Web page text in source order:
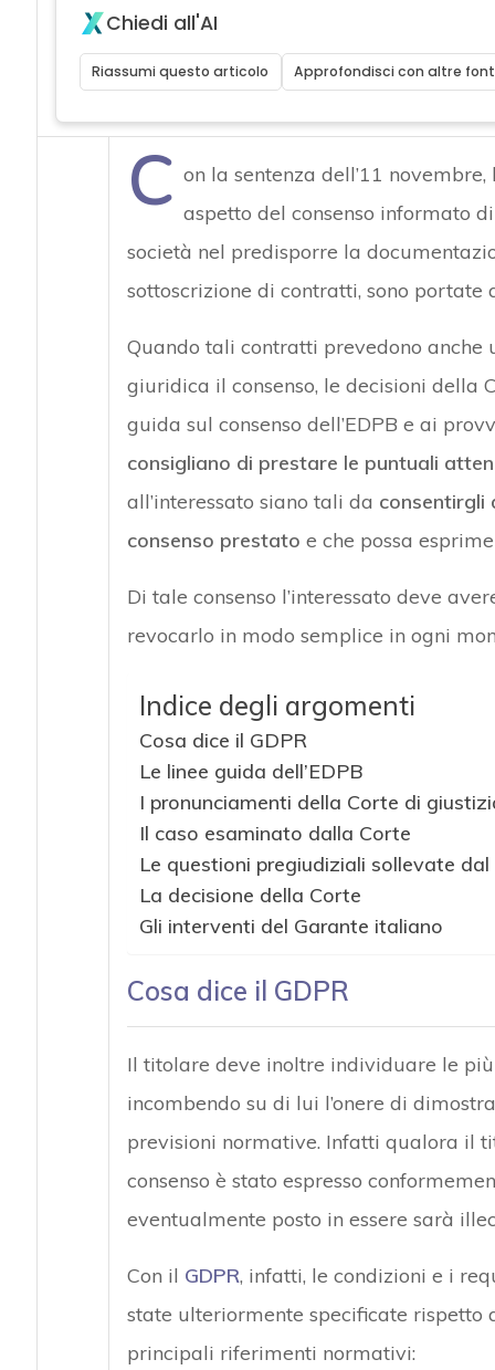
Chiedi all'AI
Riassumi questo articolo Approfondisci con altre
C on la sentenza dell’11
aspetto del consenso informato
società nel predisporre la
sottoscrizione di contratti, sono
Quando tali contratti prevedono
giuridica il consenso, le decisioni della
guida sul consenso dell’EDPB e ai
consigliano di prestare le puntuali
all’interessato siano tali da consentirgli
consenso prestato e che possa
Di tale consenso l’interessato deve
revocarlo in modo semplice in ogni
Indice degli argomenti
Cosa dice il GDPR
Le linee guida dell’EDPB
I pronunciamenti della Corte di
Il caso esaminato dalla Corte
Le questioni pregiudiziali sollevate dal
La decisione della Corte
Gli interventi del Garante italiano
Cosa dice il GDPR
Il titolare deve inoltre individuare le
incombendo su di lui l’onere di
previsioni normative. Infatti qualora il
consenso è stato espresso
eventualmente posto in essere sarà
Con il GDPR, infatti, le condizioni e i
state ulteriormente specificate rispetto
principali riferimenti normativi: